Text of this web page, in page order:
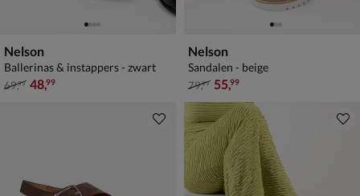
Nelson
Ballerinas & instappers - zwart
van € 69,99 voor € 48,99
69,99 48,99
Nelson
Sandalen - beige
van € 79,99 voor € 55,99
79,99 55,99